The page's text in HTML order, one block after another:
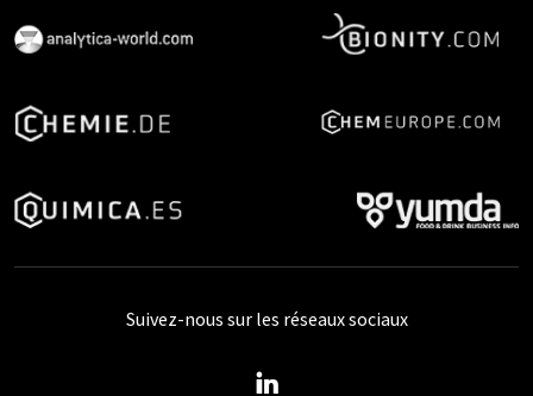
Suivez-nous sur les réseaux sociaux